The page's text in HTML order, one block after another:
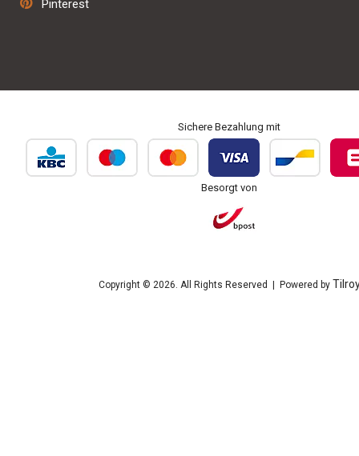
Personalisierung und Bestickung
Pinterest
Sichere Bezahlung mit
Besorgt von
Copyright © 2026. All Rights Reserved | Powered by